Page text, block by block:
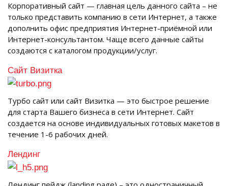
Корпоративный сайт — главная цель данного сайта – не
только представить компанию в сети Интернет, а также
дополнить офис предприятия Интернет-приёмной или
Интернет-консультантом. Чаще всего данные сайты
создаются с каталогом продукции/услуг.
Сайт Визитка
Турбо сайт или сайт Визитка — это быстрое решение
для старта Вашего бизнеса в сети Интернет. Сайт
создается на основе индивидуальных готовых макетов в
течение 1-6 рабочих дней.
Лендинг